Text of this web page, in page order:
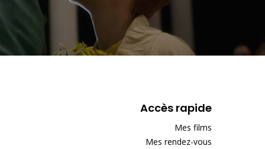
Accès rapide
Mes films
Mes rendez-vous